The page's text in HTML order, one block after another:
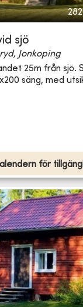
sjö
Jonkoping
25m från sjö.
säng, med
för